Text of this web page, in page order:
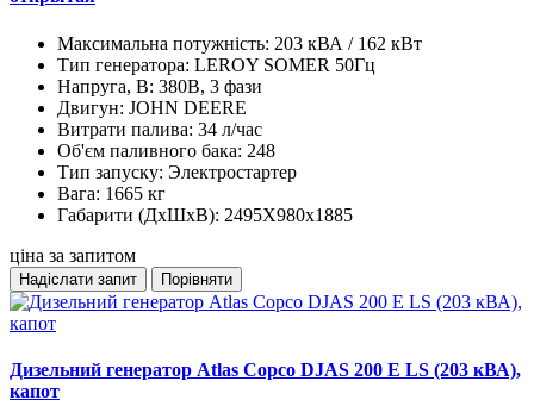
Максимальна потужність: 203 кВА / 162 кВт
Тип генератора: LEROY SOMER 50Гц
Напруга, В: 380В, 3 фази
Двигун: JOHN DEERE
Витрати палива: 34 л/час
Об'єм паливного бака: 248
Тип запуску: Электростартер
Вага: 1665 кг
Габарити (ДхШхВ): 2495X980x1885
ціна за запитом
Надіслати запит Порівняти
Дизельний генератор Atlas Copco DJAS 200 E LS (203 кВА),
капот